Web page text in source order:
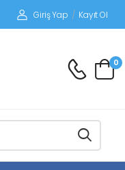
ödemeli gönderilir.
Giriş Yap / Kayıt Ol
0